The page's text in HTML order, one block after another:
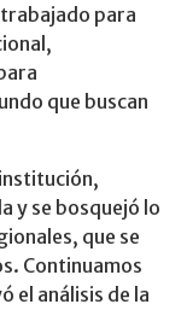
para
que buscan
y se bosquejó lo
que se
Continuamos
el análisis de la